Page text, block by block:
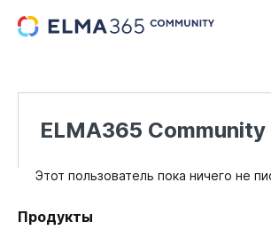
...
ELMA365 Community
Этот пользователь пока ничего не
Продукты